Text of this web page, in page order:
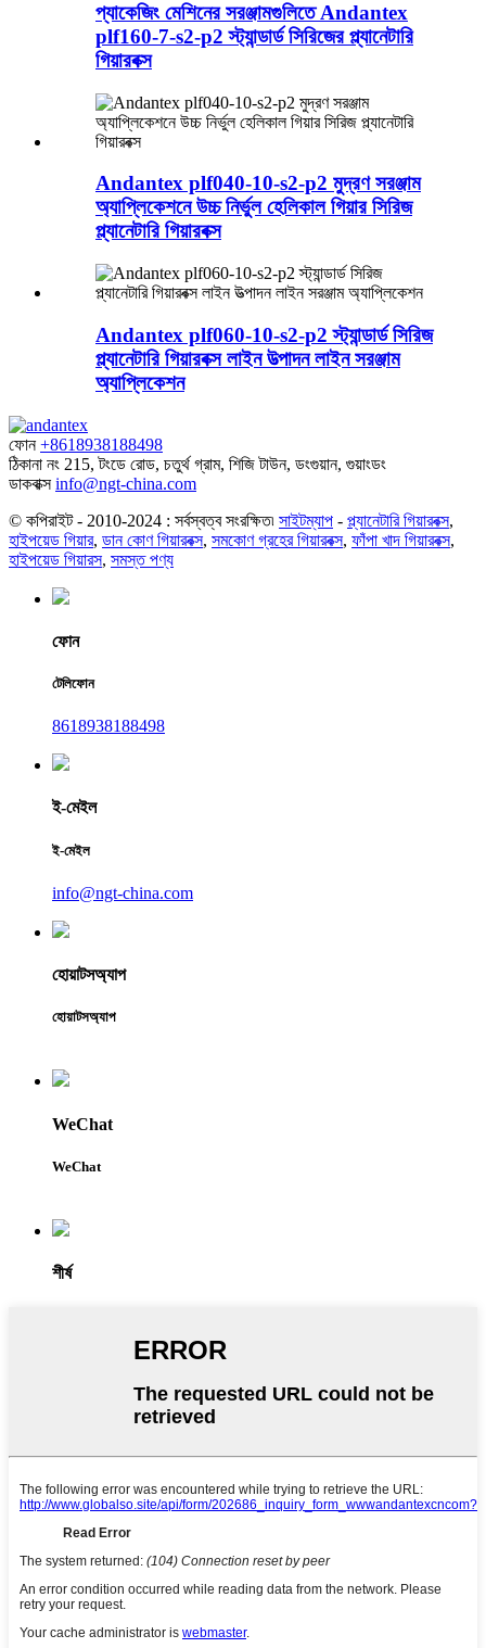
প্যাকেজিং মেশিনের সরঞ্জামগুলিতে Andantex
plf160-7-s2-p2 স্ট্যান্ডার্ড সিরিজের প্ল্যানেটারি
গিয়ারবক্স
Andantex plf040-10-s2-p2 মুদ্রণ সরঞ্জাম
অ্যাপ্লিকেশনে উচ্চ নির্ভুল হেলিকাল গিয়ার সিরিজ
প্ল্যানেটারি গিয়ারবক্স
Andantex plf060-10-s2-p2 স্ট্যান্ডার্ড সিরিজ
প্ল্যানেটারি গিয়ারবক্স লাইন উত্পাদন লাইন সরঞ্জাম
অ্যাপ্লিকেশন
ফোন +8618938188498
ঠিকানা নং 215, টংডে রোড, চতুর্থ গ্রাম, শিজি টাউন, ডংগুয়ান, গুয়াংডং
ডাকবাক্স info@ngt-china.com
© কপিরাইট - 2010-2024 : সর্বস্বত্ব সংরক্ষিত৷ সাইটম্যাপ - প্ল্যানেটারি গিয়ারবক্স,
হাইপয়েড গিয়ার, ডান কোণ গিয়ারবক্স, সমকোণ গ্রহের গিয়ারবক্স, ফাঁপা খাদ গিয়ারবক্স,
হাইপয়েড গিয়ারস, সমস্ত পণ্য
ফোন
টেলিফোন
8618938188498
ই-মেইল
ই-মেইল
info@ngt-china.com
হোয়াটসঅ্যাপ
হোয়াটসঅ্যাপ
WeChat
WeChat
শীর্ষ